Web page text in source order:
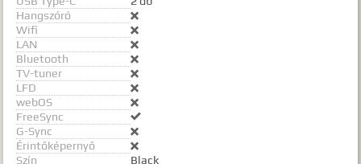
Hangszóró

Wifi 
LAN 
Bluetooth 
TV-tuner 
LFD 
webOS 
FreeSync 
G-Sync 
Érintőképernyő 
Szín
Black